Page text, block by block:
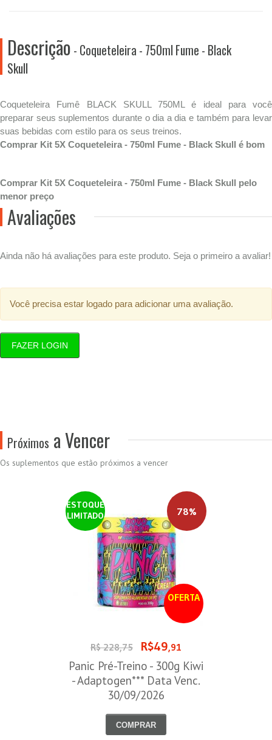
Descrição - Coqueteleira - 750ml Fume - Black
Skull
Coqueteleira Fumê BLACK SKULL 750ML é ideal para você
preparar seus suplementos durante o dia a dia e também para levar
suas bebidas com estilo para os seus treinos.
Comprar Kit 5X Coqueteleira - 750ml Fume - Black Skull é bom
Comprar Kit 5X Coqueteleira - 750ml Fume - Black Skull pelo
menor preço
Avaliações
Ainda não há avaliações para este produto. Seja o primeiro a avaliar!
Você precisa estar logado para adicionar uma avaliação.
FAZER LOGIN
Próximos a Vencer
Os suplementos que estão próximos a vencer
ESTOQUE
LIMITADO
OFERTA
78%
R$ 228,75 R$49,91
Panic Pré-Treino - 300g Kiwi
- Adaptogen*** Data Venc.
30/09/2026
COMPRAR